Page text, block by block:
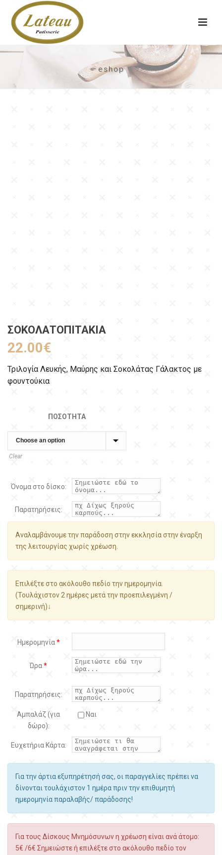
eshop
ΣΟΚΟΛΑΤΟΠΙΤΆΚΙΑ
22.00€
Τριλογία Λευκής, Μαύρης και Σοκολάτας Γάλακτος με
φουντούκια
ΠΟΣΌΤΗΤΑ
Clear
Όνομα στο δίσκο:
Παρατηρήσεις:
Αναλαμβάνουμε την παράδοση στην εκκλησία στην έναρξη
της λειτουργίας χωρίς χρέωση.
Επιλέξτε στο ακόλουθο πεδίο την ημερομηνία.
(Τουλάχιστον 2 ημέρες μετά την προεπιλεγμένη /
σημερινή)↓
Ημερομηνία*
Ώρα*
Παρατηρήσεις:
Αμπαλάζ (για
δώρο):
Ναι
Ευχετήρια Κάρτα:
Για την άρτια εξυπηρέτησή σας, οι παραγγελίες πρέπει να
δίνονται τουλάχιστον 1 ημέρα πριν την επιθυμητή
ημερομηνία παραλαβής/ παράδοσης!
Για τους Δίσκους Μνημόσυνων η χρέωση είναι ανά άτομο:
5€ /6€ Σημειώστε ή επιλέξτε στο ακόλουθο πεδίο τον